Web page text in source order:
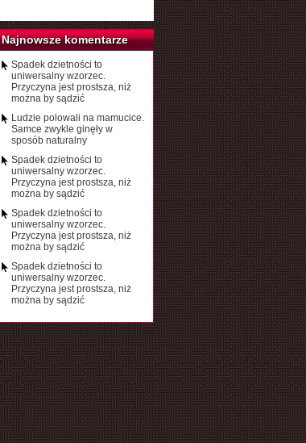
Najnowsze komentarze
Spadek dzietności to
uniwersalny wzorzec.
Przyczyna jest prostsza, niż
można by sądzić
Ludzie polowali na mamucice.
Samce zwykle ginęły w
sposób naturalny
Spadek dzietności to
uniwersalny wzorzec.
Przyczyna jest prostsza, niż
można by sądzić
Spadek dzietności to
uniwersalny wzorzec.
Przyczyna jest prostsza, niż
można by sądzić
Spadek dzietności to
uniwersalny wzorzec.
Przyczyna jest prostsza, niż
można by sądzić